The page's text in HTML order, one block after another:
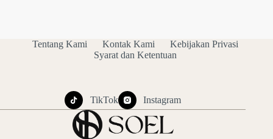
Tentang Kami Kontak Kami
Kebijakan Privasi
Syarat dan Ketentuan
TikTok Instagram